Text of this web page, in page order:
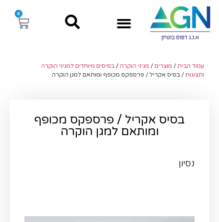
0
עמוד הבית / מוצרים / מגיני הוקרה / בסיסים מיוחדים למגיני הוקרה
ותצוגות / בסיס אקריל / פרספקס מכופף ומותאם למגן הוקרה
בסיס אקריל / פרספקס מכופף
ומותאם למגן הוקרה
נסיון